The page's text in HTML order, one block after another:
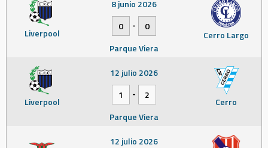
Liverpool Cerro Largo
8 junio 2026
0
-
0
Parque Viera
Liverpool Cerro
12 julio 2026
1
-
2
Parque Viera
12 julio 2026